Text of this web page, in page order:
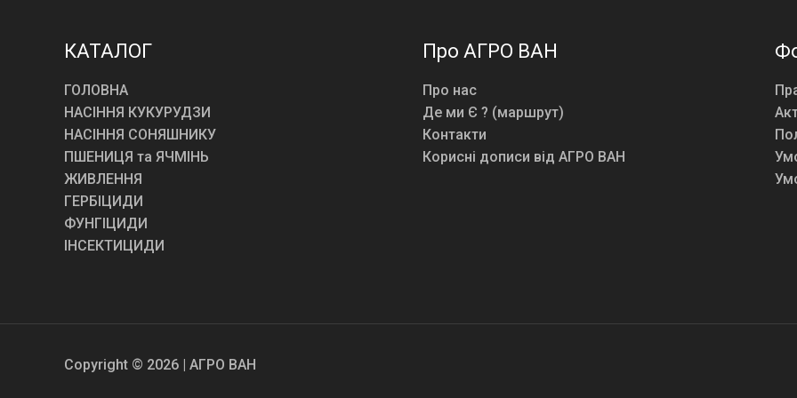
КАТАЛОГ
ГОЛОВНА
НАСІННЯ КУКУРУДЗИ
НАСІННЯ СОНЯШНИКУ
ПШЕНИЦЯ та ЯЧМІНЬ
ЖИВЛЕННЯ
ГЕРБІЦИДИ
ФУНГІЦИДИ
ІНСЕКТИЦИДИ
Про АГРО ВАН
Про нас
Де ми Є ? (маршрут)
Контакти
Корисні дописи від АГРО ВАН
Copyright © 2026 | АГРО ВАН